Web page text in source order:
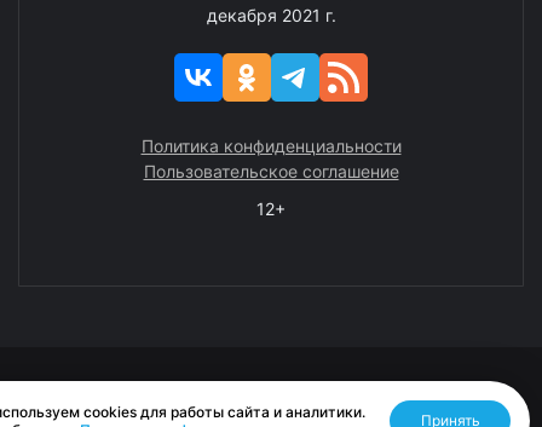
декабря 2021 г.
Политика конфиденциальности
Пользовательское соглашение
12+
cookies для работы сайта и аналитики.
Принять